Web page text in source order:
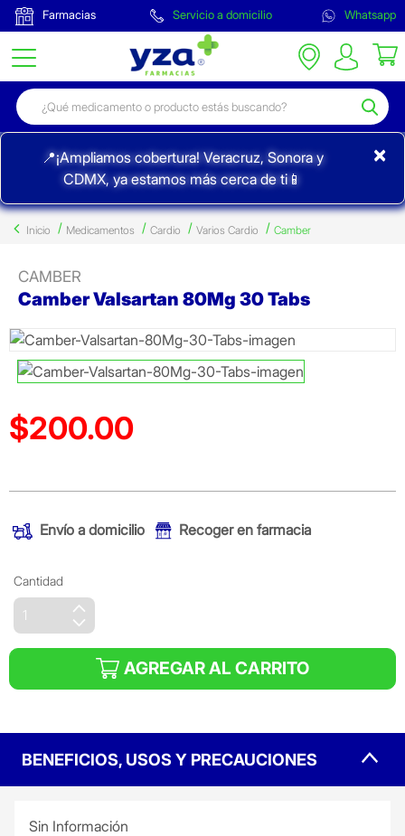
Farmacias Servicio a domicilio Whatsapp
📍¡Ampliamos cobertura! Veracruz, Sonora y
CDMX, ya estamos más cerca de ti📱
×
Inicio Medicamentos Cardio Varios Cardio Camber
CAMBER
Camber Valsartan 80Mg 30 Tabs
Precio reducido de
$200.00
Envío a domicilio Recoger en farmacia
Cantidad
AGREGAR AL CARRITO
BENEFICIOS, USOS Y PRECAUCIONES
Sin Información